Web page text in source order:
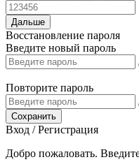
Дальше
Восстановление пароля
Введите новый пароль
Повторите пароль
Сохранить
Вход / Регистрация
Добро пожаловать.